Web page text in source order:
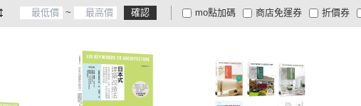
~ 確認
折價券
商品
mo點加碼
大家電安心配
大家電快配
商店免運券